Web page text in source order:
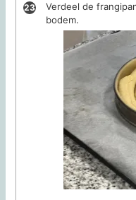
Verdeel de
bodem.